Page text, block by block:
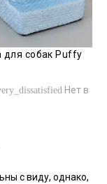
для собак Puffy
Нет в
с виду, однако,